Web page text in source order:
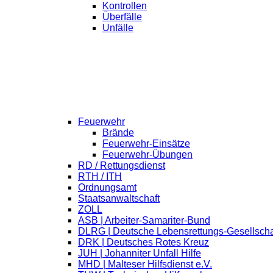
Kontrollen
Überfälle
Unfälle
Feuerwehr
Brände
Feuerwehr-Einsätze
Feuerwehr-Übungen
RD / Rettungsdienst
RTH / ITH
Ordnungsamt
Staatsanwaltschaft
ZOLL
ASB | Arbeiter-Samariter-Bund
DLRG | Deutsche Lebensrettungs-
DRK | Deutsches Rotes Kreuz
JUH | Johanniter Unfall Hilfe
MHD | Malteser Hilfsdienst e.V.